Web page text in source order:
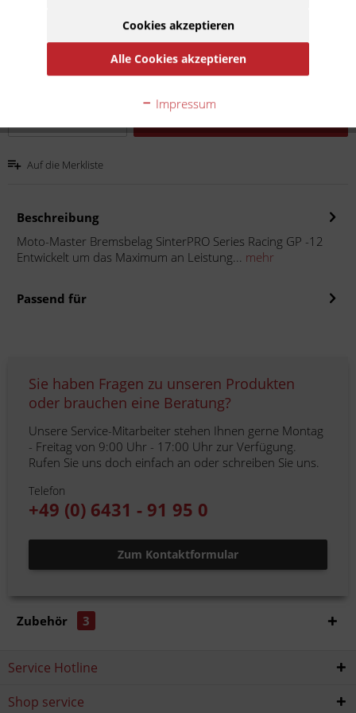
zzgl. Versandkosten
Lieferzeit 20 Werktage
Auf die Merkliste
Beschreibung
Moto-Master Bremsbelag SinterPRO Series Racing GP -12
Entwickelt um das Maximum an Leistung... mehr
Passend für
Sie haben Fragen zu unseren Produkten
oder brauchen eine Beratung?
Unsere Service-Mitarbeiter stehen Ihnen gerne Montag
- Freitag von 9:00 Uhr - 17:00 Uhr zur Verfügung.
Rufen Sie uns doch einfach an oder schreiben Sie uns.
Telefon
+49 (0) 6431 - 91 95 0
Zum Kontaktformular
Zubehör 3
Service Hotline
Shop service
Cookies akzeptieren
Alle Cookies akzeptieren
Impressum